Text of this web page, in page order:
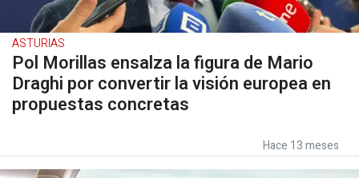
ASTURIAS
Pol Morillas ensalza la figura de Mario
Draghi por convertir la visión europea en
propuestas concretas
Hace 13 meses